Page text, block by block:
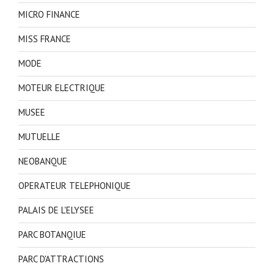
MICRO FINANCE
MISS FRANCE
MODE
MOTEUR ELECTRIQUE
MUSEE
MUTUELLE
NEOBANQUE
OPERATEUR TELEPHONIQUE
PALAIS DE L'ELYSEE
PARC BOTANQIUE
PARC D'ATTRACTIONS